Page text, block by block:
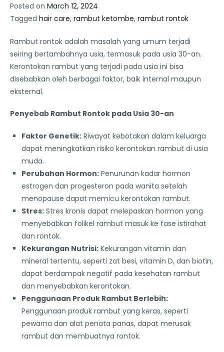
Posted on March 12, 2024
Tagged hair care, rambut ketombe, rambut rontok
Rambut rontok adalah masalah yang umum terjadi
seiring bertambahnya usia, termasuk pada usia 30-an.
Kerontokan rambut yang terjadi pada usia ini bisa
disebabkan oleh berbagai faktor, baik internal maupun
eksternal.
Penyebab Rambut Rontok pada Usia 30-an
Faktor Genetik: Riwayat kebotakan dalam keluarga
dapat meningkatkan risiko kerontokan rambut di usia
muda.
Perubahan Hormon: Penurunan kadar hormon
estrogen dan progesteron pada wanita setelah
menopause dapat memicu kerontokan rambut.
Stres: Stres kronis dapat melepaskan hormon yang
menyebabkan folikel rambut masuk ke fase istirahat
dan rontok.
Kekurangan Nutrisi: Kekurangan vitamin dan
mineral tertentu, seperti zat besi, vitamin D, dan biotin,
dapat berdampak negatif pada kesehatan rambut
dan menyebabkan kerontokan.
Penggunaan Produk Rambut Berlebih:
Penggunaan produk rambut yang keras, seperti
pewarna dan alat penata panas, dapat merusak
rambut dan membuatnya rontok.